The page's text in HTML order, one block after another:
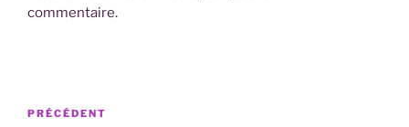
commentaire.
Navigation
Article
PRÉCÉDENT